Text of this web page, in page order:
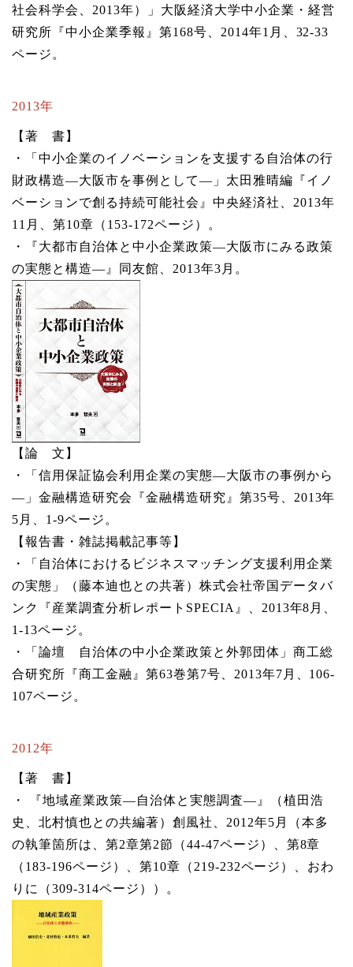
社会科学会、2013年）」大阪経済大学中小企業・経営
研究所『中小企業季報』第168号、2014年1月、32-33
ページ。
2013年
【著 書】
・「中小企業のイノベーションを支援する自治体の行
財政構造―大阪市を事例として―」太田雅晴編『イノ
ベーションで創る持続可能社会』中央経済社、2013年
11月、第10章（153-172ページ）。
・『大都市自治体と中小企業政策―大阪市にみる政策
の実態と構造―』同友館、2013年3月。
【論 文】
・「信用保証協会利用企業の実態―大阪市の事例から
―」金融構造研究会『金融構造研究』第35号、2013年
5月、1-9ページ。
【報告書・雑誌掲載記事等】
・「自治体におけるビジネスマッチング支援利用企業
の実態」（藤本迪也との共著）株式会社帝国データバ
ンク『産業調査分析レポートSPECIA』、2013年8月、
1-13ページ。
・「論壇 自治体の中小企業政策と外郭団体」商工総
合研究所『商工金融』第63巻第7号、2013年7月、106-
107ページ。
2012年
【著 書】
・ 『地域産業政策―自治体と実態調査―』（植田浩
史、北村慎也との共編著）創風社、2012年5月（本多
の執筆箇所は、第2章第2節（44-47ページ）、第8章
（183-196ページ）、第10章（219-232ページ）、おわ
りに（309-314ページ））。